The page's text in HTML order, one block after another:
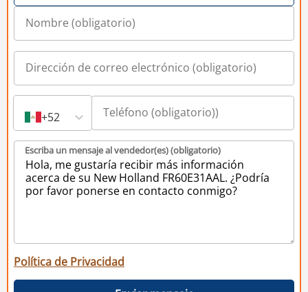
+52
Escriba un mensaje al vendedor(es) (obligatorio)
Política de Privacidad